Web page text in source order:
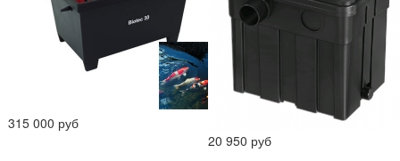
315 000 руб
20 950 руб